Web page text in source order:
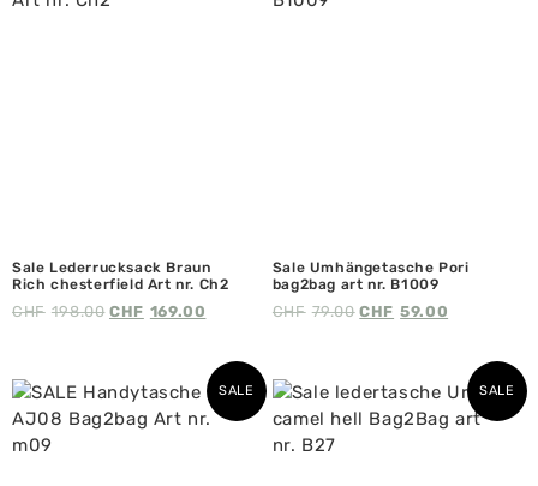
Sale Lederrucksack Braun
Rich chesterfield Art nr. Ch2
CHF 198.00 CHF 169.00
Sale Umhängetasche Pori
bag2bag art nr. B1009
CHF 79.00 CHF 59.00
SALE SALE